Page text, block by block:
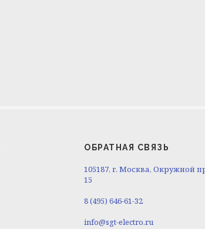
ОБРАТНАЯ СВЯЗЬ
105187, г. Москва, Окружной
15
8 (495) 646-61-32
info@sgt-electro.ru